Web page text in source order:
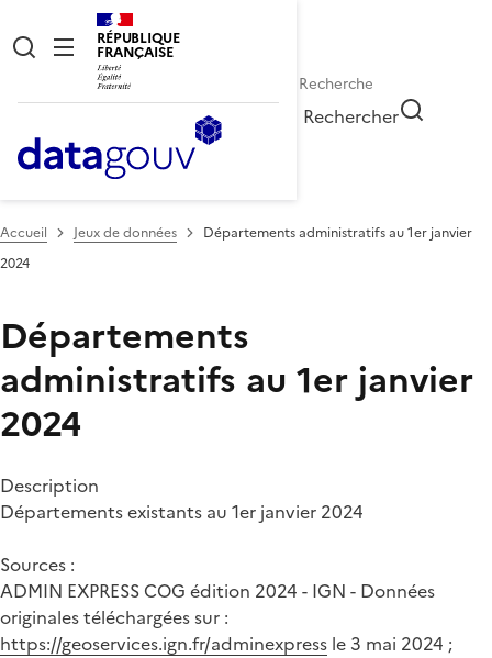
RÉPUBLIQUE
FRANÇAISE
Rechercher
Accueil Jeux de données
Départements administratifs au 1er janvier
2024
Départements
administratifs au 1er janvier
2024
Description
Départements existants au 1er janvier 2024
Sources :
ADMIN EXPRESS COG édition 2024 - IGN - Données
originales téléchargées sur :
https://geoservices.ign.fr/adminexpress le 3 mai 2024 ;